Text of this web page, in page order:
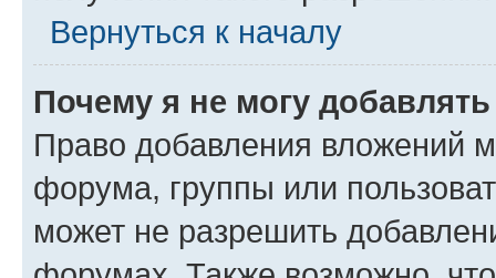
Вернуться к началу
Почему я не могу
Право добавления вложений
форума, группы или
может не разрешить